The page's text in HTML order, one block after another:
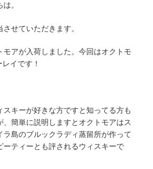
。
せていただきます。
モアが入荷しました。今回はオクトモ
イです！
スキーが好きな方ですと知ってる方も
、簡単に説明しますとオクトモアはス
ラ島のブルックラディ蒸留所が作って
ーティーとも評されるウィスキーで